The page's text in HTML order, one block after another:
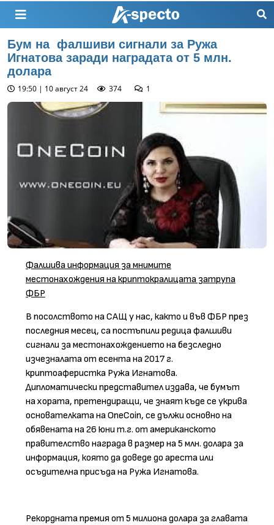
Бум на фалшиви сигнали за Ружа
Игнатова заради наградата от 5 млн.
долара
19:50 | 10 август 24 374 1
Фалшива информация за мнимите
местонахождения на криптокралицата затрупа
ФБР
В посолството на САЩ у нас, както и във ФБР през
последния месец, са постъпили редица фалшиви
сигнали за местонахождението на безследно
изчезналата от есента на 2017 г.
криптоаферистка Ружа Игнатова.
Дипломатически представител издава, че бумът
на хората, претендиращи, че знаят къде се укрива
основателката на OneCoin, се дължи основно на
обявената на 26 юни т.г. от американското
правителство награда в размер на 5 млн. долара за
информация, която да доведе до ареста или
осъдителна присъда на Ружа Игнатова.
Рекордната премия от 5 милиона долара за главата